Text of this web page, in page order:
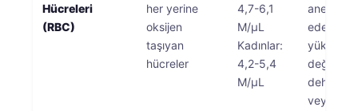
Hücreleri
(RBC)
her yerine
oksijen
taşıyan
hücreler
4,7-6,1
M/μL
Kadınlar:
4,2-5,4
M/μL
anemiye
edebilir;
yüksek
değerler
veya